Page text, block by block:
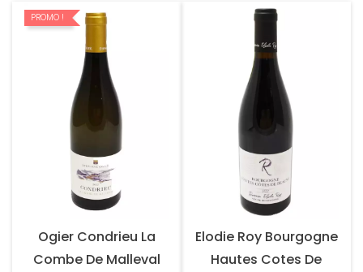
PROMO !
Ogier Condrieu La
Combe De Malleval
Elodie Roy Bourgogne
Hautes Cotes De